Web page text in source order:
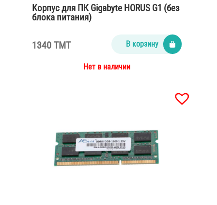
Корпус для ПК Gigabyte HORUS G1 (без
блока питания)
1340 TMT В корзину
Нет в наличии